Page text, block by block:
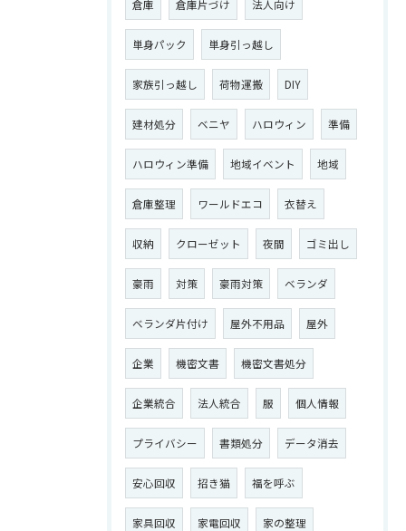
倉庫 倉庫片づけ 法人向け
単身パック 単身引っ越し
家族引っ越し 荷物運搬 DIY
建材処分 ベニヤ ハロウィン 準備
ハロウィン準備 地域イベント 地域
倉庫整理 ワールドエコ 衣替え
収納 クローゼット 夜間 ゴミ出し
豪雨 対策 豪雨対策 ベランダ
ベランダ片付け 屋外不用品 屋外
企業 機密文書 機密文書処分
企業統合 法人統合 服 個人情報
プライバシー 書類処分 データ消去
安心回収 招き猫 福を呼ぶ
家具回収 家電回収 家の整理
お問い合わせはこちら